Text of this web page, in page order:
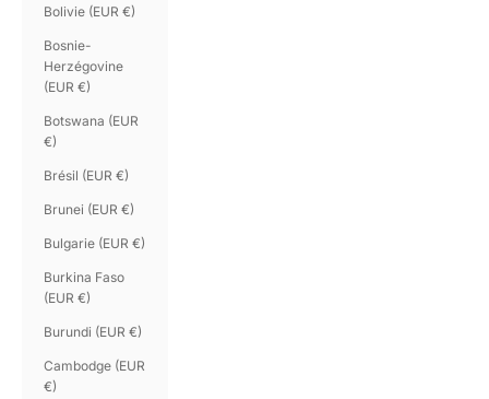
Bolivie (EUR €)
Bosnie-
Herzégovine
(EUR €)
Botswana (EUR
€)
Brésil (EUR €)
Brunei (EUR €)
Bulgarie (EUR €)
Burkina Faso
(EUR €)
Burundi (EUR €)
Cambodge (EUR
€)